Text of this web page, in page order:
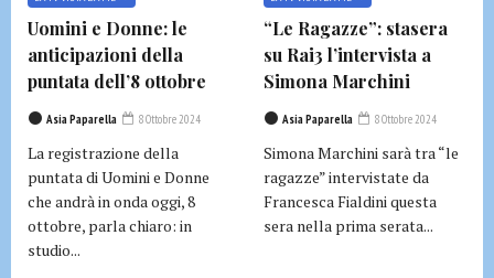
Uomini e Donne: le
anticipazioni della
puntata dell’8 ottobre
Asia Paparella 8 Ottobre 2024
La registrazione della
puntata di Uomini e Donne
che andrà in onda oggi, 8
ottobre, parla chiaro: in
studio...
“Le Ragazze”: stasera
su Rai3 l’intervista a
Simona Marchini
Asia Paparella 8 Ottobre 2024
Simona Marchini sarà tra “le
ragazze” intervistate da
Francesca Fialdini questa
sera nella prima serata...